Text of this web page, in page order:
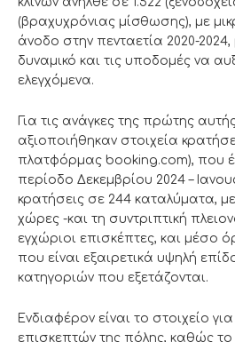
(βραχυχρόνιας μίσθωσης), με
άνοδο στην πενταετία 2020-2024,
δυναμικό και τις υποδομές να
ελεγχόμενα.
Για τις ανάγκες της πρώτης
αξιοποιήθηκαν στοιχεία
πλατφόρμας booking.com), που
περίοδο Δεκεμβρίου 2024 –
κρατήσεις σε 244 καταλύματα,
χώρες -και τη συντριπτική
εγχώριοι επισκέπτες, και μέσο
που είναι εξαιρετικά υψηλή
κατηγοριών που εξετάζονται.
Ενδιαφέρον είναι το στοιχείο
επισκεπτών της πόλης, καθώς το